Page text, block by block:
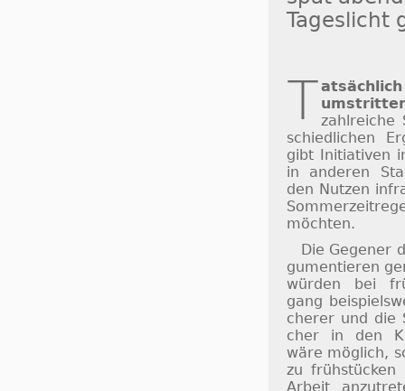
Ta­ges­licht
T
schied­li­chen
gibt Ini­ti­a­ti­ven
in an­de­ren
den Nut­zen
möch­ten.
Die Gegener
gu­men­tie­ren
würden bei
gang
che­rer und die
cher in den
wäre mög­lich,
zu
Ar­beit